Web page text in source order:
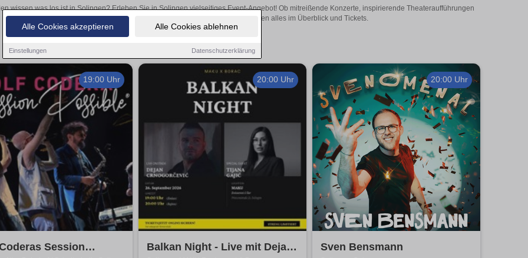
Alle Cookies akzeptieren Alle Cookies ablehnen
Einstellungen Datenschutzerklärung
wissen was los ist in Solingen? Erleben Sie in Solingen vielseitiges Event-Angebot! Ob mitreißende Konzerte, inspirierende Theateraufführungen
oder aufregende Veranstaltungen in Solingen – hier finden alles im Überblick und Tickets.
19:00 Uhr
Session
20:00 Uhr
Balkan Night - Live mit Dejan
20:00 Uhr
Sven Bensmann